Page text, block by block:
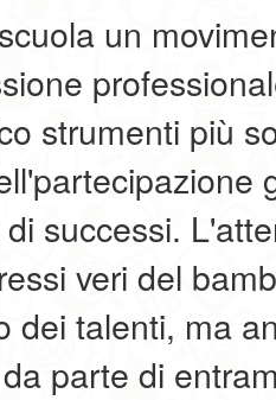
un
strumenti più
successi.
veri del
dei talenti, ma
parte di